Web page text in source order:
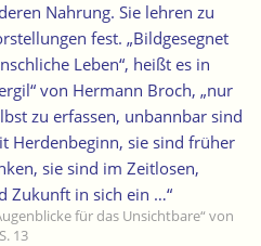
Nahrung. Sie lehren zu
fest. „Bildgesegnet
Leben“, heißt es in
von Hermann Broch, „nur
zu erfassen, unbannbar sind
Herdenbeginn, sie sind früher
sie sind im Zeitlosen,
Zukunft in sich ein …“
für das Unsichtbare“ von
13